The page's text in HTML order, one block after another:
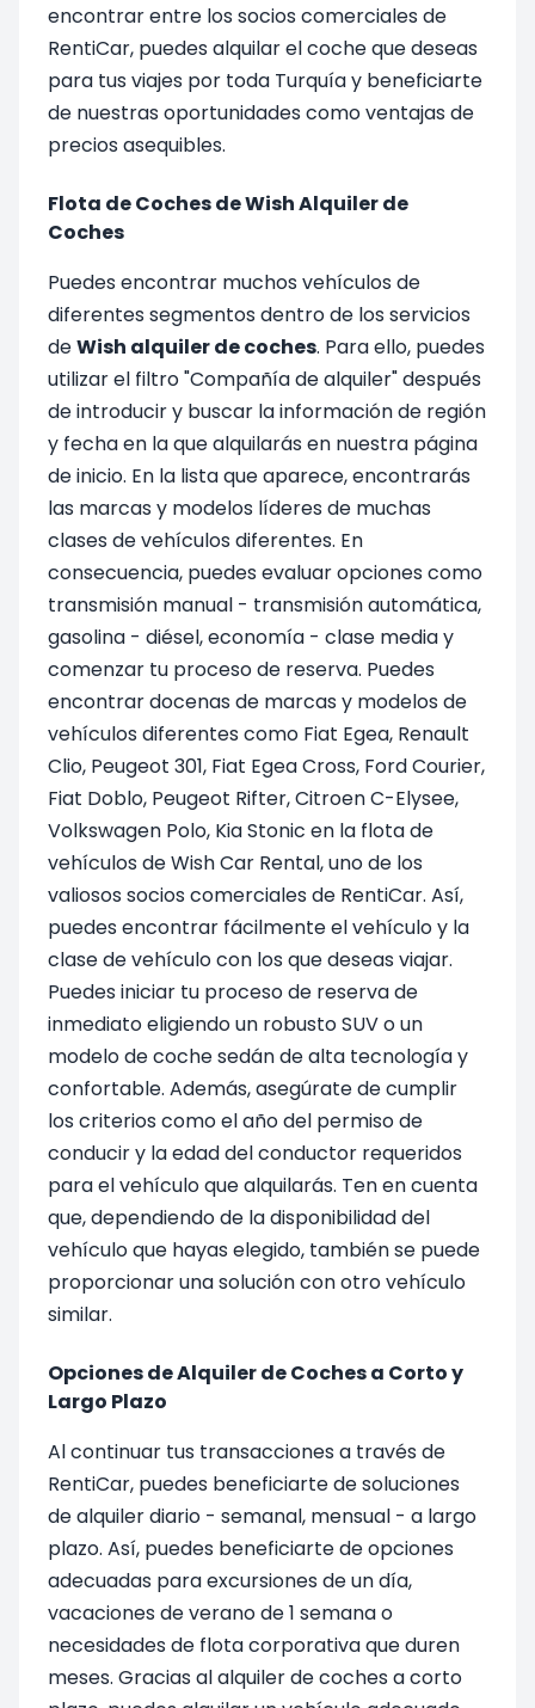
encontrar entre los socios comerciales de
RentiCar, puedes alquilar el coche que deseas
para tus viajes por toda Turquía y beneficiarte
de nuestras oportunidades como ventajas de
precios asequibles.
Flota de Coches de Wish Alquiler de
Coches
Puedes encontrar muchos vehículos de
diferentes segmentos dentro de los servicios
deWish alquiler de coches. Para ello, puedes
utilizar el filtro "Compañía de alquiler" después
de introducir y buscar la información de región
y fecha en la que alquilarás en nuestra página
de inicio. En la lista que aparece, encontrarás
las marcas y modelos líderes de muchas
clases de vehículos diferentes. En
consecuencia, puedes evaluar opciones como
transmisión manual - transmisión automática,
gasolina - diésel, economía - clase media y
comenzar tu proceso de reserva. Puedes
encontrar docenas de marcas y modelos de
vehículos diferentes como Fiat Egea, Renault
Clio, Peugeot 301, Fiat Egea Cross, Ford Courier,
Fiat Doblo, Peugeot Rifter, Citroen C-Elysee,
Volkswagen Polo, Kia Stonic en la flota de
vehículos de Wish Car Rental, uno de los
valiosos socios comerciales de RentiCar. Así,
puedes encontrar fácilmente el vehículo y la
clase de vehículo con los que deseas viajar.
Puedes iniciar tu proceso de reserva de
inmediato eligiendo un robusto SUV o un
modelo de coche sedán de alta tecnología y
confortable. Además, asegúrate de cumplir
los criterios como el año del permiso de
conducir y la edad del conductor requeridos
para el vehículo que alquilarás. Ten en cuenta
que, dependiendo de la disponibilidad del
vehículo que hayas elegido, también se puede
proporcionar una solución con otro vehículo
similar.
Opciones de Alquiler de Coches a Corto y
Largo Plazo
Al continuar tus transacciones a través de
RentiCar, puedes beneficiarte de soluciones
de alquiler diario - semanal, mensual - a largo
plazo. Así, puedes beneficiarte de opciones
adecuadas para excursiones de un día,
vacaciones de verano de 1 semana o
necesidades de flota corporativa que duren
meses. Gracias al alquiler de coches a corto